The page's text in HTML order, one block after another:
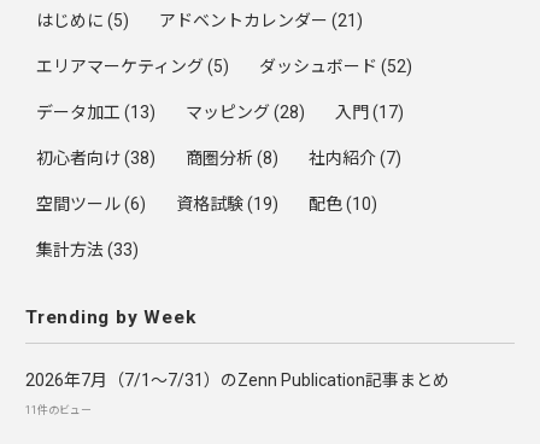
はじめに (5) アドベントカレンダー (21)
エリアマーケティング(5) ダッシュボード (52)
データ加工 (13) マッピング(28) 入門 (17)
初心者向け(38) 商圏分析(8) 社内紹介(7)
空間ツール(6) 資格試験(19) 配色(10)
集計方法 (33)
Trending by Week
2026年7月（7/1〜7/31）のZenn Publication記事まとめ
11件のビュー